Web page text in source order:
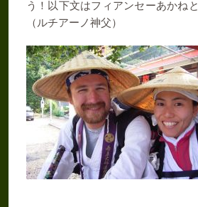
う！以下文はフィアンセーあかね
（ルチアーノ神父）